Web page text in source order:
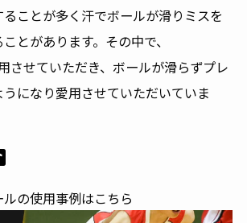
ことが多く汗でボールが滑りミスを
とがあります。その中で、
させていただき、ボールが滑らずプレ
になり愛用させていただいていま
の使用事例はこちら